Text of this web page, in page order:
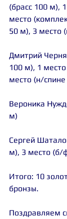
(брасс 100 м),
место
50 м), 3 место
Дмитрий
100 м), 1
место (н/
Вероника
м)
Сергей
м), 3 место (б/
Итого: 10
бронзы.
Поздравляем